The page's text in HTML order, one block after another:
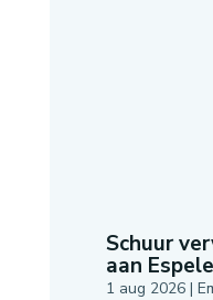
Schuur
aan
1 aug 2026|